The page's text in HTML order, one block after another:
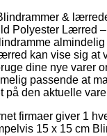
&
Polyester Lærred
kan vise sig at
dine nye varer
passende at
på den aktuelle
firmaer giver 1
15 x 15 cm